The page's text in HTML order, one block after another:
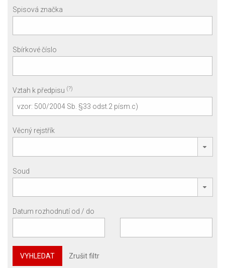
Spisová značka
Sbírkové číslo
Vztah k předpisu (?)
Věcný rejstřík
Soud
Datum rozhodnutí od / do
VYHLEDAT Zrušit filtr